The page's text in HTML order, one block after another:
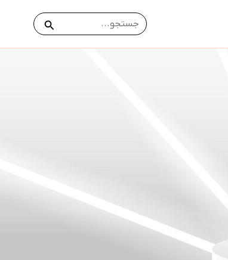
جستجو
برای:
جستجو